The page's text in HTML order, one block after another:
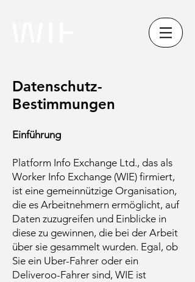
Datenschutz-
Bestimmungen
Einführung
Platform Info Exchange Ltd., das als
Worker Info Exchange (WIE) firmiert,
ist eine gemeinnützige Organisation,
die es Arbeitnehmern ermöglicht, auf
Daten zuzugreifen und Einblicke in
diese zu gewinnen, die bei der Arbeit
über sie gesammelt wurden. Egal, ob
Sie ein Uber-Fahrer oder ein
Deliveroo-Fahrer sind, WIE ist